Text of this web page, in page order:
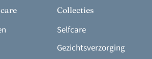
Collecties
Selfcare
Gezichtsverzorging